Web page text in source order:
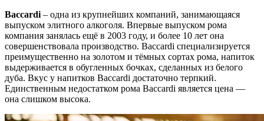
Baccardi – одна из крупнейших компаний, занимающаяся
выпуском элитного алкоголя. Впервые выпуском рома
компания занялась ещё в 2003 году, и более 10 лет она
совершенствовала производство. Baccardi специализируется
преимущественно на золотом и тёмных сортах рома, напиток
выдерживается в обугленных бочках, сделанных из белого
дуба. Вкус у напитков Baccardi достаточно терпкий.
Единственным недостатком рома Baccardi является цена —
она слишком высока.